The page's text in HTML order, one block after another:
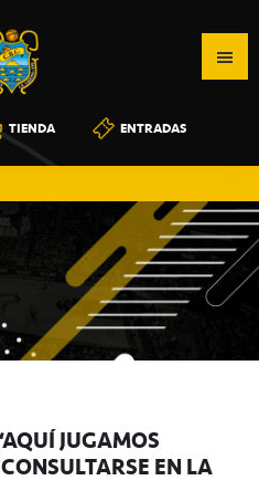
TIENDA ENTRADAS
JUGAMOS
EN LA